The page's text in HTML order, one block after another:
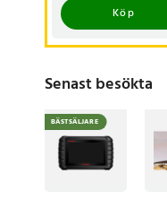
Köp
Senast besökta
BÄSTSÄLJARE